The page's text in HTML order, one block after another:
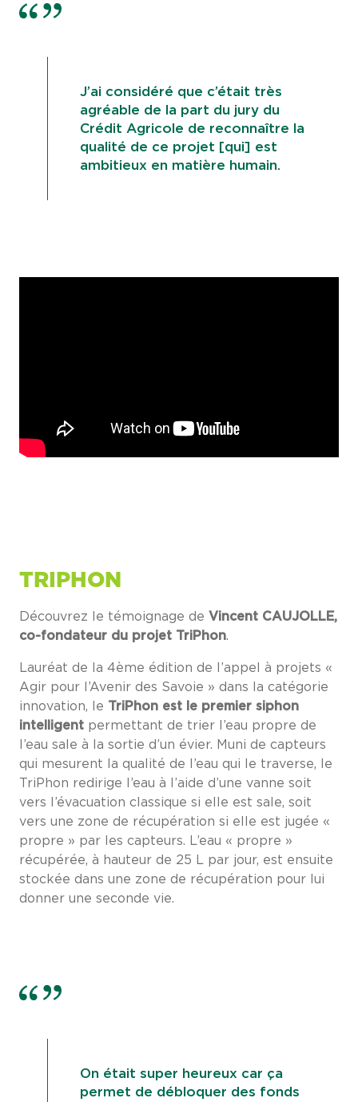
J’ai considéré que c’était très
agréable de la part du jury du
Crédit Agricole de reconnaître la
qualité de ce projet [qui] est
ambitieux en matière humain.
TRIPHON
Découvrez le témoignage de Vincent CAUJOLLE,
co-fondateur du projet TriPhon.
Lauréat de la 4ème édition de l’appel à projets «
Agir pour l’Avenir des Savoie » dans la catégorie
innovation, le TriPhon est le premier siphon
intelligent permettant de trier l’eau propre de
l’eau sale à la sortie d’un évier. Muni de capteurs
qui mesurent la qualité de l’eau qui le traverse, le
TriPhon redirige l’eau à l’aide d’une vanne soit
vers l’évacuation classique si elle est sale, soit
vers une zone de récupération si elle est jugée «
propre » par les capteurs. L’eau « propre »
récupérée, à hauteur de 25 L par jour, est ensuite
stockée dans une zone de récupération pour lui
donner une seconde vie.
On était super heureux car ça
permet de débloquer des fonds